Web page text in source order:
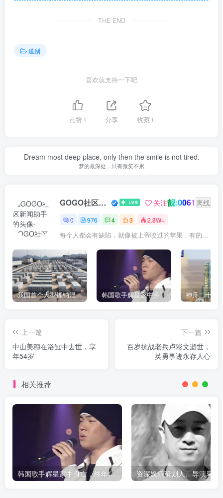
THE END
送别
喜欢就支持一下吧
点赞1 分享 收藏1
Dream most deep place, only then the smile is not tired.
梦的最深处，只有微笑不累
GOGO社区新闻助手 关注靓:0061 离线
0 976 4 3 2.8W+
每个人都会有缺陷，就像被上帝咬过的苹果，有的人缺陷比较大，正是因为上帝特别喜欢他的芬芳
我国首个大型锂钠混合储能站投产，开启储能新时代 韩国歌手辉星家中身亡，终年43岁，警方调查死因
上一篇
中山美穗在浴缸中去世，享
年54岁
下一篇
百岁抗战老兵卢彩文逝世，
英勇事迹永存人心
相关推荐
韩国歌手辉星家中身亡，终年43岁，警方调查死因